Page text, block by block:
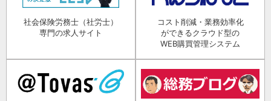
社会保険労務士（社労士）
専門の求人サイト
コスト削減・業務効率化
ができるクラウド型の
WEB購買管理システム